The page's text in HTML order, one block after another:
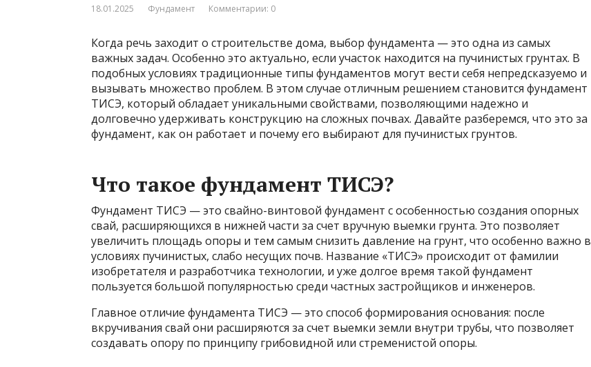
18.01.2025 Фундамент Комментарии: 0
Когда речь заходит о строительстве дома, выбор фундамента — это одна из самых
важных задач. Особенно это актуально, если участок находится на пучинистых грунтах. В
подобных условиях традиционные типы фундаментов могут вести себя непредсказуемо и
вызывать множество проблем. В этом случае отличным решением становится фундамент
ТИСЭ, который обладает уникальными свойствами, позволяющими надежно и
долговечно удерживать конструкцию на сложных почвах. Давайте разберемся, что это за
фундамент, как он работает и почему его выбирают для пучинистых грунтов.
Что такое фундамент ТИСЭ?
Фундамент ТИСЭ — это свайно-винтовой фундамент с особенностью создания опорных
свай, расширяющихся в нижней части за счет вручную выемки грунта. Это позволяет
увеличить площадь опоры и тем самым снизить давление на грунт, что особенно важно в
условиях пучинистых, слабо несущих почв. Название «ТИСЭ» происходит от фамилии
изобретателя и разработчика технологии, и уже долгое время такой фундамент
пользуется большой популярностью среди частных застройщиков и инженеров.
Главное отличие фундамента ТИСЭ — это способ формирования основания: после
вкручивания свай они расширяются за счет выемки земли внутри трубы, что позволяет
создавать опору по принципу грибовидной или стременистой опоры.